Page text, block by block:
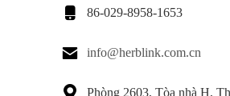
 86-029-8958-1653
 info@herblink.com.cn
Phòng 2603, Tòa nhà H,